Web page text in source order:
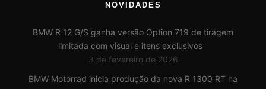
NOVIDADES
BMW R 12 G/S ganha versão Option 719 de tiragem
limitada com visual e itens exclusivos
3 de fevereiro de 2026
BMW Motorrad inicia produção da nova R 1300 RT na